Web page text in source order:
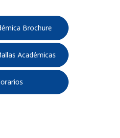
Brochure
Académicas